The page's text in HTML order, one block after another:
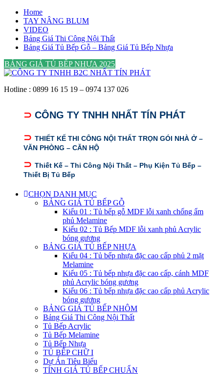
Skip
content
Home
TAY NÂNG BLUM
VIDEO
Bảng Giá Thi Công Nội Thất
Bảng Giá Tủ Bếp Gỗ – Bảng Giá Tủ Bếp Nhựa
BẢNG GIÁ TỦ BẾP NHỰA 2025
Hotline : 0899 16 15 19 – 0974 137 026
⊃ CÔNG TY TNHH NHẤT TÍN PHÁT
⊃ THIẾT KẾ THI CÔNG NỘI THẤT TRỌN GÓI NHÀ Ở –
VĂN PHÒNG – CĂN HỘ
⊃ Thiết Kế – Thi Công Nội Thất – Phụ Kiện Tủ Bếp –
Thiết Bị Tủ Bếp
CHỌN DANH MỤC
BẢNG GIÁ TỦ BẾP GỖ
Kiểu 01 : Tủ bếp gỗ MDF lỗi xanh chống ẩm
phủ Melamine
Kiểu 02 : Tủ Bếp MDF lỗi xanh phủ Acrylic
bóng gương
BẢNG GIÁ TỦ BẾP NHỰA
Kiểu 04 : Tủ bếp nhựa đặc cao cấp phủ 2 mặt
Melamine
Kiểu 05 : Tủ bếp nhựa đặc cao cấp, cánh MDF
phủ Acrylic bóng gương
Kiểu 06 : Tủ bếp nhựa đặc cao cấp phủ Acrylic
bóng gương
BẢNG GIÁ TỦ BẾP NHÔM
Bảng Giá Thi Công Nội Thất
Tủ Bếp Acrylic
Tủ Bếp Melamine
Tủ Bếp Nhựa
TỦ BẾP CHỮ I
Dự Án Tiêu Biểu
TÍNH GIÁ TỦ BẾP CHUẨN